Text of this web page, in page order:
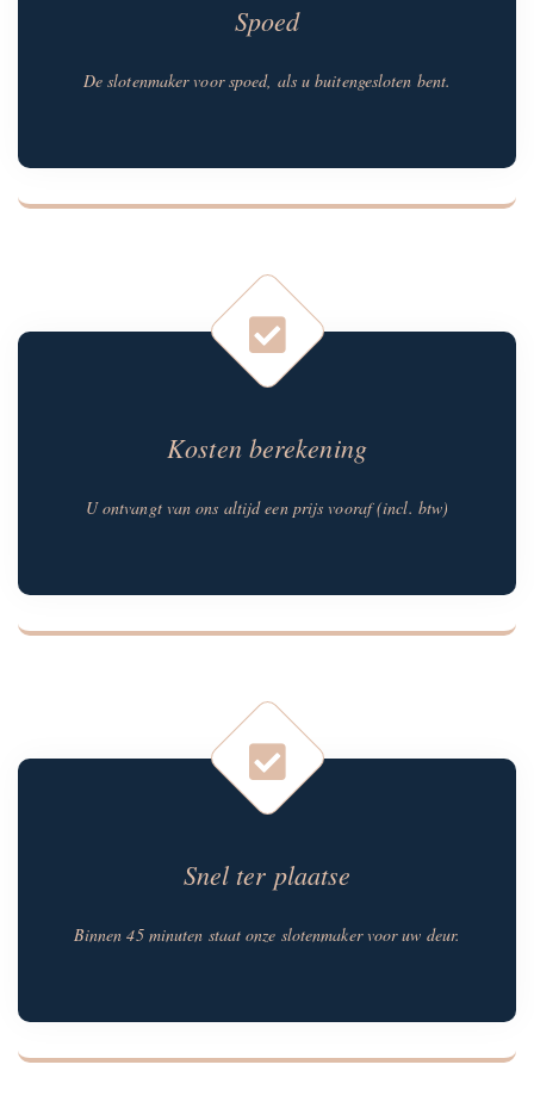
Spoed
De slotenmaker voor spoed, als u buitengesloten bent.
Kosten berekening
U ontvangt van ons altijd een prijs vooraf (incl. btw)
Snel ter plaatse
Binnen 45 minuten staat onze slotenmaker voor uw deur.